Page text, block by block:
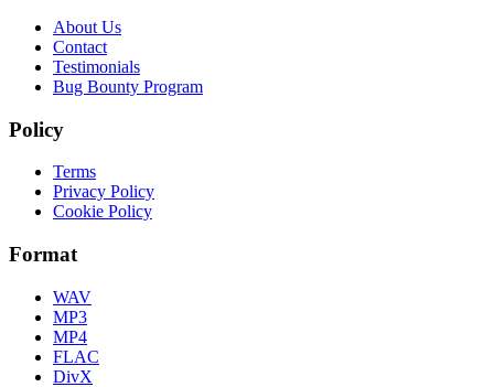
About Us
Contact
Testimonials
Bug Bounty Program
Policy
Terms
Privacy Policy
Cookie Policy
Format
WAV
MP3
MP4
FLAC
DivX